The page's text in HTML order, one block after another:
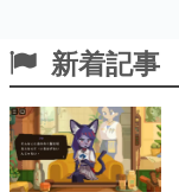
新着記事